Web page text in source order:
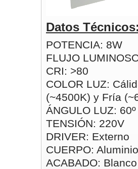
Datos
POTENCIA: 8W
FLUJO
CRI: >80
COLOR LUZ:
(~4500K) y Fría
ÁNGULO LUZ: 60º
TENSIÓN: 220V
DRIVER: Externo
CUERPO: Aluminio
ACABADO: